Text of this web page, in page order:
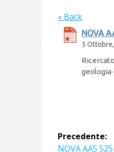
« Back
NOVA
5
geologia
Precedente:
Articolo
NOVA AAS